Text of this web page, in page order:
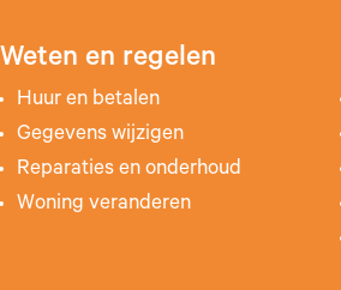
Weten en regelen
Huur en betalen
Gegevens wijzigen
Reparaties en onderhoud
Woning veranderen